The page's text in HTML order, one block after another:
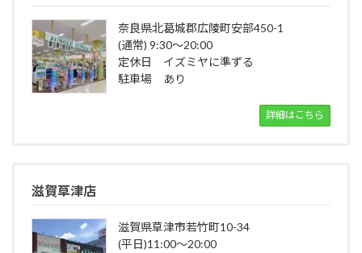
奈良県北葛城郡広陵町安部450-1
(通常) 9:30～20:00
定休日 イズミヤに準ずる
駐車場 あり
詳細はこちら
滋賀草津店
滋賀県草津市若竹町10-34
(平日)11:00～20:00